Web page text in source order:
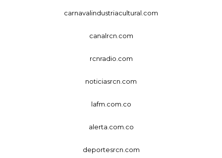
carnavalindustriacultural.com
canalrcn.com
rcnradio.com
noticiasrcn.com
lafm.com.co
alerta.com.co
deportesrcn.com